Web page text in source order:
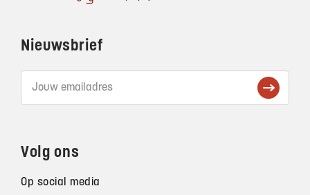
Nieuwsbrief
Volg ons
Op social media